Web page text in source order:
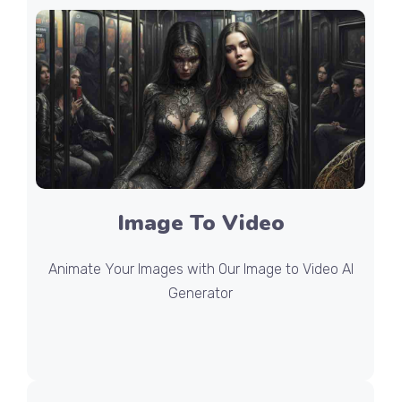
Image To Video
Animate Your Images with Our Image to Video AI
Generator